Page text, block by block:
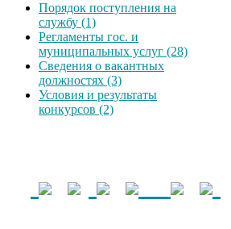
Порядок поступления на
службу (1)
Регламенты гос. и
муниципальных услуг (28)
Сведения о вакантных
должностях (3)
Условия и результаты
конкурсов (2)